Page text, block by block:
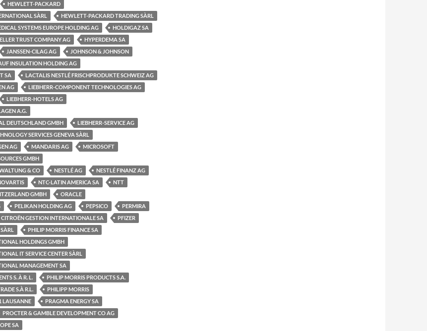
HEWLETT-PACKARD
SÀRL
HEWLETT-PACKARD TRADING SÀRL
SYSTEMS EUROPE HOLDING AG
HOLDIGAZ SA
TRUST COMPANY AG
HYPERDEMA SA
JANSSEN-CILAG AG
JOHNSON & JOHNSON
INSULATION HOLDING AG
SA
LACTALIS NESTLÉ FRISCHPRODUKTE SCHWEIZ AG
AG
LIEBHERR-COMPONENT TECHNOLOGIES AG
LIEBHERR-HOTELS AG
A.G.
DEUTSCHLAND GMBH
LIEBHERR-SERVICE AG
SERVICES GENEVA SÀRL
AG
MANDARIS AG
MICROSOFT
GMBH
& CO
NESTLÉ AG
NESTLÉ FINANZ AG
NTC-LATIN AMERICA SA
NTT
GMBH
ORACLE
PELIKAN HOLDING AG PEPSICO
PERMIRA
CITROËN GESTION INTERNATIONALE SA
PFIZER
PHILIP MORRIS FINANCE SA
HOLDINGS GMBH
IT SERVICE CENTER SÀRL
MANAGEMENT SA
S. À R. L.
PHILIP MORRIS PRODUCTS S.A.
S.À R.L.
PHILIPP MORRIS
LAUSANNE
PRAGMA ENERGY SA
PROCTER & GAMBLE DEVELOPMENT CO AG
SA